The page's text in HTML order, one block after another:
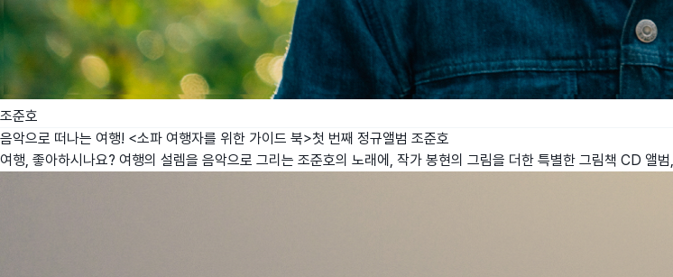
조준호
음악으로 떠나는 여행! <소파 여행자를 위한 가이드 북>첫 번째 정규앨범 조준호
여행, 좋아하시나요? 여행의 설렘을 음악으로 그리는 조준호의 노래에, 작가 봉현의 그림을 더한 특별한 그림책 CD 앨